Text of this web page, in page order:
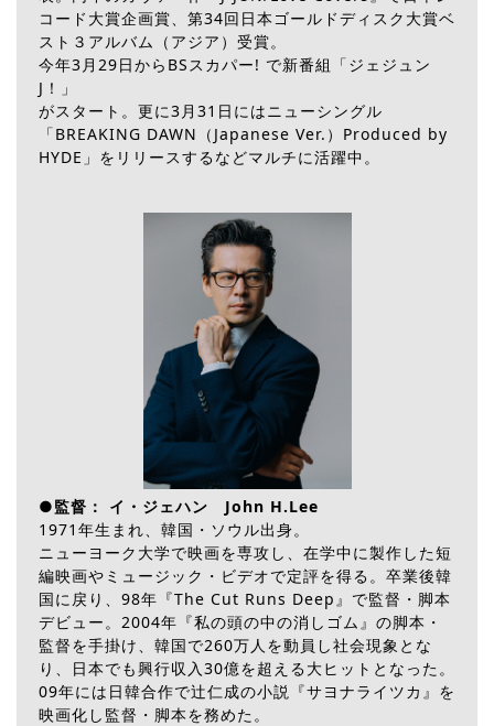
コード大賞企画賞、第34回日本ゴールドディスク大賞ベ
スト３アルバム（アジア）受賞。
今年3月29日からBSスカパー! で新番組「ジェジュン
J！」
がスタート。更に3月31日にはニューシングル
「BREAKING DAWN（Japanese Ver.）Produced by
HYDE」をリリースするなどマルチに活躍中。
●監督： イ・ジェハン John H.Lee
1971年生まれ、韓国・ソウル出身。
ニューヨーク大学で映画を専攻し、在学中に製作した短
編映画やミュージック・ビデオで定評を得る。卒業後韓
国に戻り、98年『The Cut Runs Deep』で監督・脚本
デビュー。2004年『私の頭の中の消しゴム』の脚本・
監督を手掛け、韓国で260万人を動員し社会現象とな
り、日本でも興行収入30億を超える大ヒットとなった。
09年には日韓合作で辻仁成の小説『サヨナライツカ』を
映画化し監督・脚本を務めた。